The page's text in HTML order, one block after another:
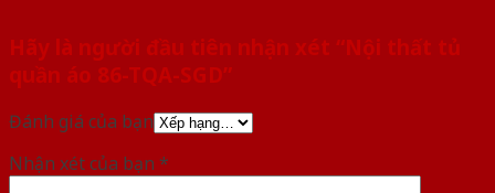
Hãy là người đầu tiên nhận xét “Nội thất tủ
quần áo 86-TQA-SGD”
Đánh giá của bạn
Nhận xét của bạn *